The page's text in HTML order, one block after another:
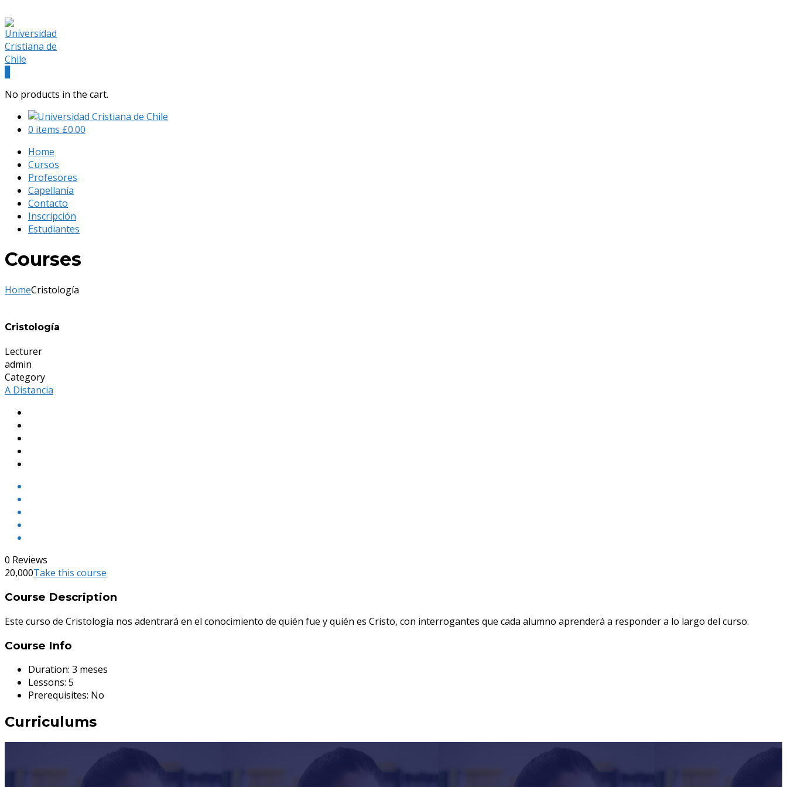
Facebook
Profile
Instagram
Profile
No products in the cart.
0 items £0.00
Home
Cursos
Profesores
Capellanía
Contacto
Inscripción
Estudiantes
Courses
HomeCristología
Cristología
Lecturer
admin
Category
A Distancia
0 Reviews
20,000Take this course
Course Description
Este curso de Cristología nos adentrará en el conocimiento de quién fue y quién es Cristo, con interrogantes que cada alumno aprenderá a responder a lo largo del curso.
Course Info
Duration: 3 meses
Lessons: 5
Prerequisites: No
Curriculums